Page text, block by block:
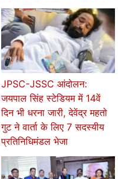
JPSC-JSSC आंदोलन:
जयपाल सिंह स्टेडियम में 14वें
दिन भी धरना जारी, देवेंद्र महतो
गुट ने वार्ता के लिए 7 सदस्यीय
प्रतिनिधिमंडल भेजा